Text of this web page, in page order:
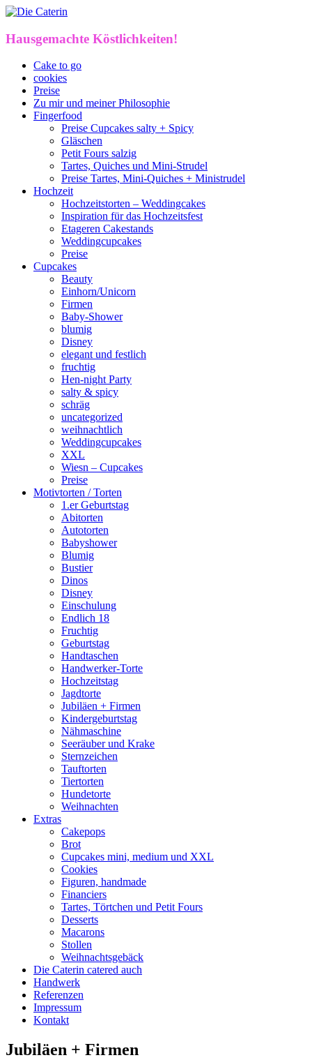
Hausgemachte Köstlichkeiten!
Cake to go
cookies
Preise
Zu mir und meiner Philosophie
Fingerfood
Preise Cupcakes salty + Spicy
Gläschen
Petit Fours salzig
Tartes, Quiches und Mini-Strudel
Preise Tartes, Mini-Quiches + Ministrudel
Hochzeit
Hochzeitstorten – Weddingcakes
Inspiration für das Hochzeitsfest
Etageren Cakestands
Weddingcupcakes
Preise
Cupcakes
Beauty
Einhorn/Unicorn
Firmen
Baby-Shower
blumig
Disney
elegant und festlich
fruchtig
Hen-night Party
salty & spicy
schräg
uncategorized
weihnachtlich
Weddingcupcakes
XXL
Wiesn – Cupcakes
Preise
Motivtorten / Torten
1.er Geburtstag
Abitorten
Autotorten
Babyshower
Blumig
Bustier
Dinos
Disney
Einschulung
Endlich 18
Fruchtig
Geburtstag
Handtaschen
Handwerker-Torte
Hochzeitstag
Jagdtorte
Jubiläen + Firmen
Kindergeburtstag
Nähmaschine
Seeräuber und Krake
Sternzeichen
Tauftorten
Tiertorten
Hundetorte
Weihnachten
Extras
Cakepops
Brot
Cupcakes mini, medium und XXL
Cookies
Figuren, handmade
Financiers
Tartes, Törtchen und Petit Fours
Desserts
Macarons
Stollen
Weihnachtsgebäck
Die Caterin catered auch
Handwerk
Referenzen
Impressum
Kontakt
Jubiläen + Firmen